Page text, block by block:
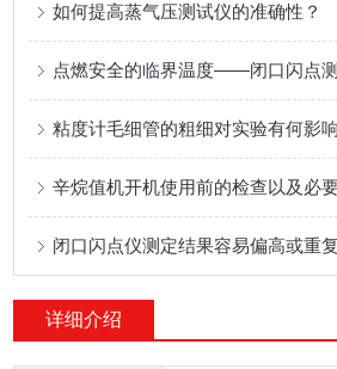
如何提高蒸气压测试仪的准确性？
粘度计毛细管的粗细对实验有何影
辛烷值机开机使用前的检查以及必
闭口闪点仪测定结果容易偏高或重
详细介绍